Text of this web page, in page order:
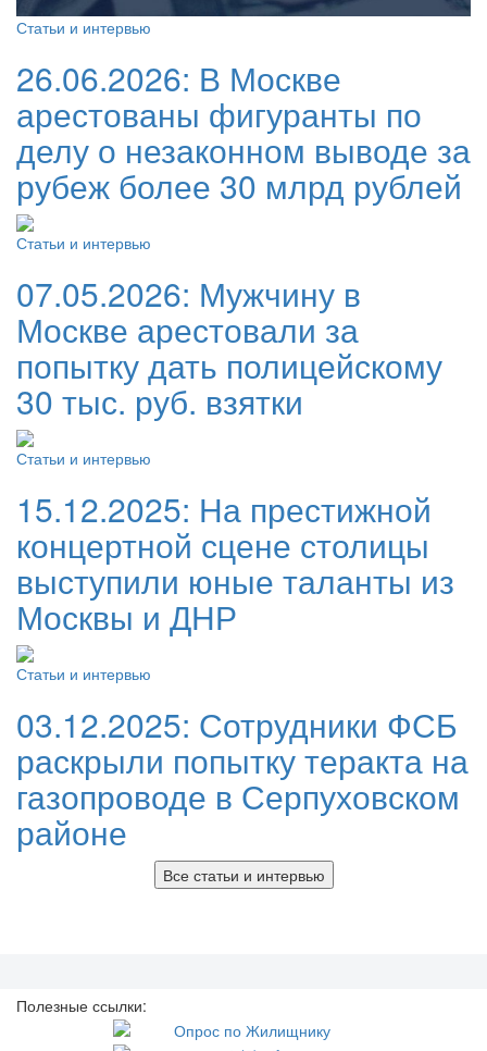
Статьи и интервью
26.06.2026: В Москве
арестованы фигуранты по
делу о незаконном выводе за
рубеж более 30 млрд рублей
Статьи и интервью
07.05.2026: Мужчину в
Москве арестовали за
попытку дать полицейскому
30 тыс. руб. взятки
Статьи и интервью
15.12.2025: На престижной
концертной сцене столицы
выступили юные таланты из
Москвы и ДНР
Статьи и интервью
03.12.2025: Сотрудники ФСБ
раскрыли попытку теракта на
газопроводе в Серпуховском
районе
Все статьи и интервью
Полезные ссылки: